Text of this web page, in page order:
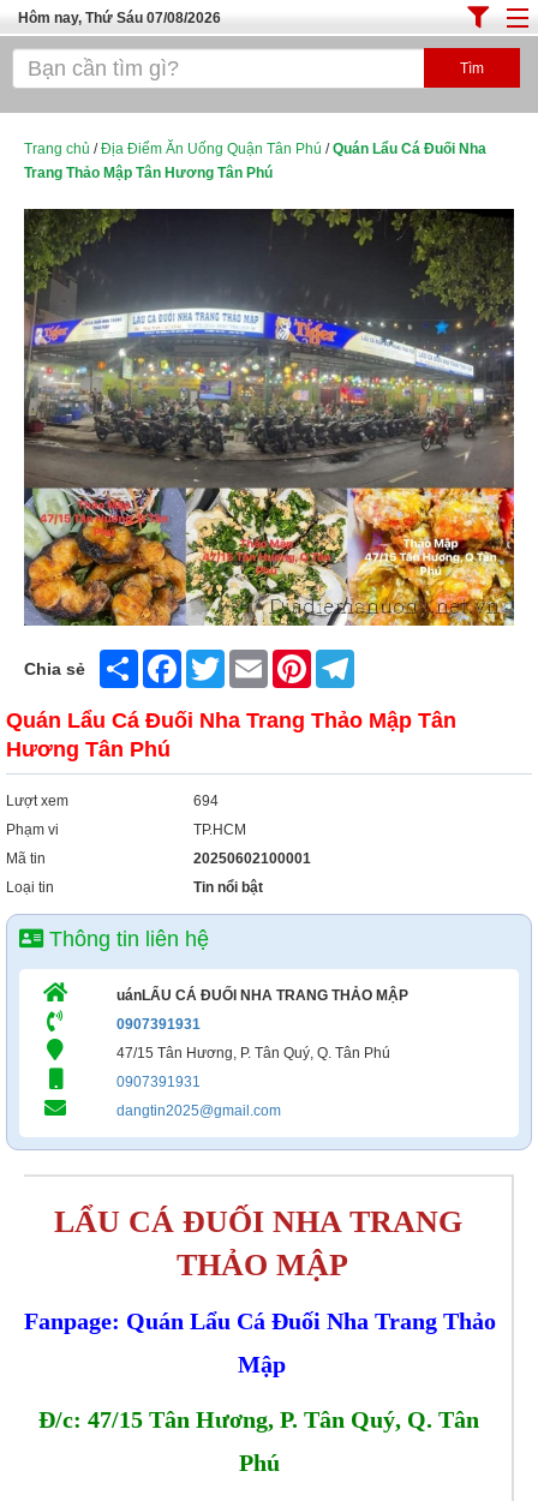
Hôm nay, Thứ Sáu 07/08/2026
Trang chủ
Cafe - Kem- Trà Sữa
Thực Phẩm Nông Hải Sản
Top Quán Ăn Sài Gòn
Trang chủ /Địa Điểm Ăn Uống Quận Tân Phú /Quán Lẩu Cá Đuối Nha
Trang Thảo Mập Tân Hương Tân Phú
Chia sẻ Share FacebookTwitter Email Pinterest
Quán Lẩu Cá Đuối Nha Trang Thảo Mập Tân
Hương Tân Phú
Lượt xem
694
Phạm vi
TP.HCM
Mã tin
20250602100001
Loại tin
Tin nổi bật
Thông tin liên hệ
uánLẨU CÁ ĐUỐI NHA TRANG THẢO MẬP
0907391931
47/15 Tân Hương, P. Tân Quý, Q. Tân Phú
0907391931
dangtin2025@gmail.com
LẨU CÁ ĐUỐI NHA TRANG
THẢO MẬP
Fanpage: Quán Lẩu Cá Đuối Nha Trang Thảo
Mập
Đ/c: 47/15 Tân Hương, P. Tân Quý, Q. Tân
Phú